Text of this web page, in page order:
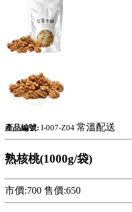
產品編號: I-007-Z04 常溫配送
熟核桃(1000g/袋)
市價:700 售價:650